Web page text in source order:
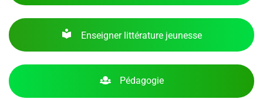
Enseigner littérature jeunesse
Pédagogie